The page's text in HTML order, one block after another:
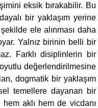
eksik bırakabilir. Bu
bir yaklaşım yerine
ele alınması daha
Yalnız birinin belli bir
Farklı disiplinlerin bir
değerlendirilmesine
dogmatik bir yaklaşım
temellere dayanan bir
hem aklı hem de vicdanı